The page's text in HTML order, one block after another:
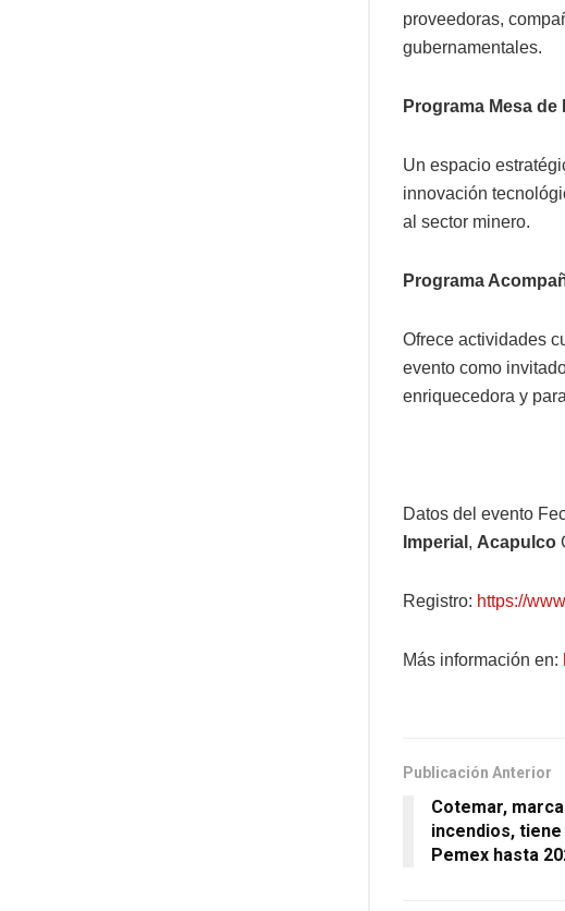
proveedoras,
gubernamentales.
Programa Mesa
Un espacio
innovación
al sector minero.
Programa
Ofrece actividades
evento como
enriquecedora y
Datos del evento
Imperial , Acapulco
Registro: https://
Más información en:
Publicación Anterior
Cotemar,
incendios,
Pemex hasta